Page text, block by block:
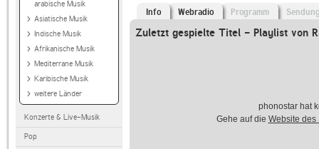
arabische Musik
Asiatische Musik
Indische Musik
Afrikanische Musik
Mediterrane Musik
Karibische Musik
weitere Länder
Konzerte & Live-Musik
Pop
Info Webradio Programm
Zuletzt gespielte Titel - Playlist von
phonostar hat
Gehe auf die Website des